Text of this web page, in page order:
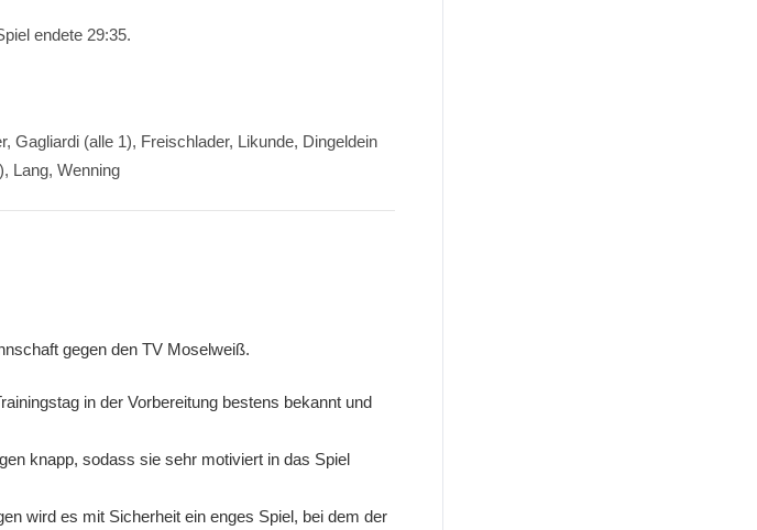
endete 29:35.
Gagliardi (alle 1), Freischlader, Likunde, Dingeldein
Lang, Wenning
gegen den TV Moselweiß.
in der Vorbereitung bestens bekannt und
knapp, sodass sie sehr motiviert in das Spiel
wird es mit Sicherheit ein enges Spiel, bei dem der